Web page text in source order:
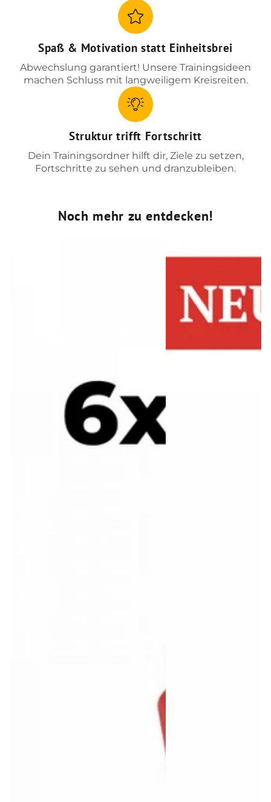
Spaß & Motivation statt Einheitsbrei
Abwechslung garantiert! Unsere Trainingsideen
machen Schluss mit langweiligem Kreisreiten.
Struktur trifft Fortschritt
Dein Trainingsordner hilft dir, Ziele zu setzen,
Fortschritte zu sehen und dranzubleiben.
Noch mehr zu entdecken!